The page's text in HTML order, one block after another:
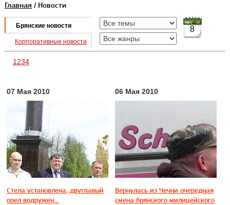
Главная / Новости
Брянские новости
Корпоративные новости
8
1 234
07 Мая 2010
Стела установлена, двуглавый
орел водружен…
06 Мая 2010
Вернулась из Чечни очередная
смена брянского милицейского